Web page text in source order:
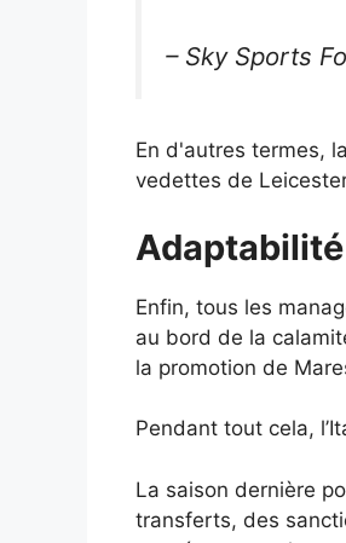
– Sky Sports
En d'autres termes,
vedettes de
Adaptabilité
Enfin, tous les
au bord de la
la promotion de
Pendant tout cela,
La saison dernière
transferts, des